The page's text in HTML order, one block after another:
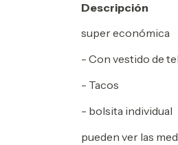
Descripción
super económica
- Con vestido de
- Tacos
- bolsita individual
pueden ver las